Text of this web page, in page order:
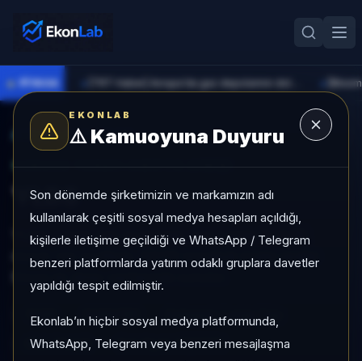
EKONLAB
⚠️Kamuoyuna Duyuru
Son dönemde şirketimizin ve markamızın adı
kullanılarak çeşitli sosyal medya hesapları açıldığı,
kişilerle iletişime geçildiği ve WhatsApp / Telegram
benzeri platformlarda yatırım odaklı gruplara davetler
yapıldığı tespit edilmiştir.
Ekonlab’ın hiçbir sosyal medya platformunda,
WhatsApp, Telegram veya benzeri mesajlaşma
● PİYASA
AI Kripto Radar/YLDS
SUNUCU TARAFI KRIPTO GIRIŞI
YLDS
YLDS, Large Cap grubunda, son 1 ayda %-0,00,
düşük risk profiliyle, NÖTR sinyaliyle kripto analizi
EkonLab detay sayfasında sunulur.
YLDS YLDS/TRY Kategori:Large Cap
Risk:Düşük Son fiyat:47,5600